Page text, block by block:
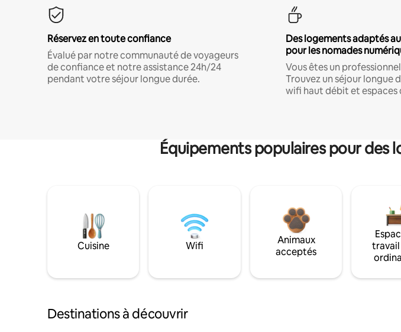
Réservez en toute confiance
Évalué par notre communauté de voyageurs
de confiance et notre assistance 24h/24
pendant votre séjour longue durée.
Des logements adaptés
pour les nomades
Vous êtes un
Trouvez un séjour longue
wifi haut débit et espaces
Équipements populaires pour des
Cuisine Wifi
Animaux
acceptés
Destinations à découvrir